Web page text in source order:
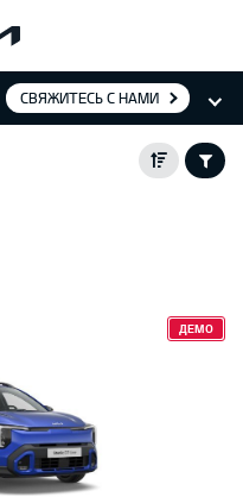
СВЯЖИТЕСЬ С НАМИ
ДЕМО